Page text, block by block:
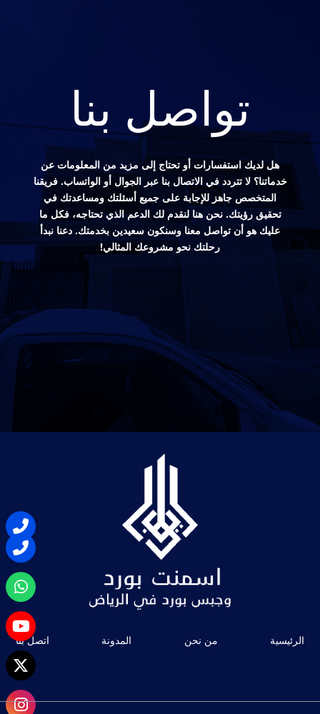
تواصل بنا
هل لديك استفسارات أو تحتاج إلى مزيد من المعلومات عن
خدماتنا؟ لا تتردد في الاتصال بنا عبر الجوال أو الواتساب. فريقنا
المتخصص جاهز للإجابة على جميع أسئلتك ومساعدتك في
تحقيق رؤيتك. نحن هنا لنقدم لك الدعم الذي تحتاجه، فكل ما
عليك هو أن تواصل معنا وسنكون سعيدين بخدمتك. دعنا نبدأ
رحلتك نحو مشروعك المثالي!
الرئيسية من نحن المدونة اتصل بنا